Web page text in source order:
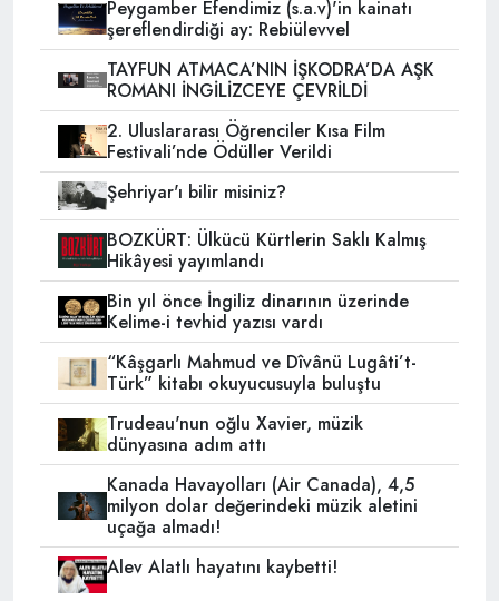
Peygamber Efendimiz (s.a.v)'in kainatı
şereflendirdiği ay: Rebiülevvel
TAYFUN ATMACA’NIN İŞKODRA’DA AŞK
ROMANI İNGİLİZCEYE ÇEVRİLDİ
2. Uluslararası Öğrenciler Kısa Film
Festivali’nde Ödüller Verildi
Şehriyar'ı bilir misiniz?
BOZKÜRT: Ülkücü Kürtlerin Saklı Kalmış
Hikâyesi yayımlandı
Bin yıl önce İngiliz dinarının üzerinde
Kelime-i tevhid yazısı vardı
“Kâşgarlı Mahmud ve Dîvânü Lugâti’t-
Türk” kitabı okuyucusuyla buluştu
Trudeau'nun oğlu Xavier, müzik
dünyasına adım attı
Kanada Havayolları (Air Canada), 4,5
milyon dolar değerindeki müzik aletini
uçağa almadı!
Alev Alatlı hayatını kaybetti!